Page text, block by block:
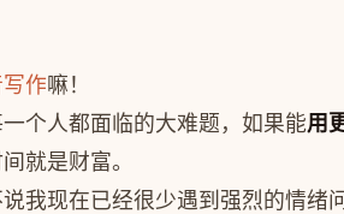
作嘛！
个人都面临的大难题，如果能用
就是财富。
我现在已经很少遇到强烈的情绪